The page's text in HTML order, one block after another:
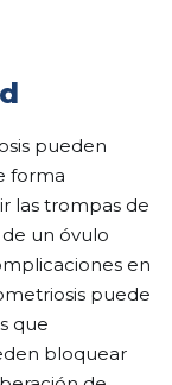
pueden
forma
las trompas de
un óvulo
en
puede
que
bloquear